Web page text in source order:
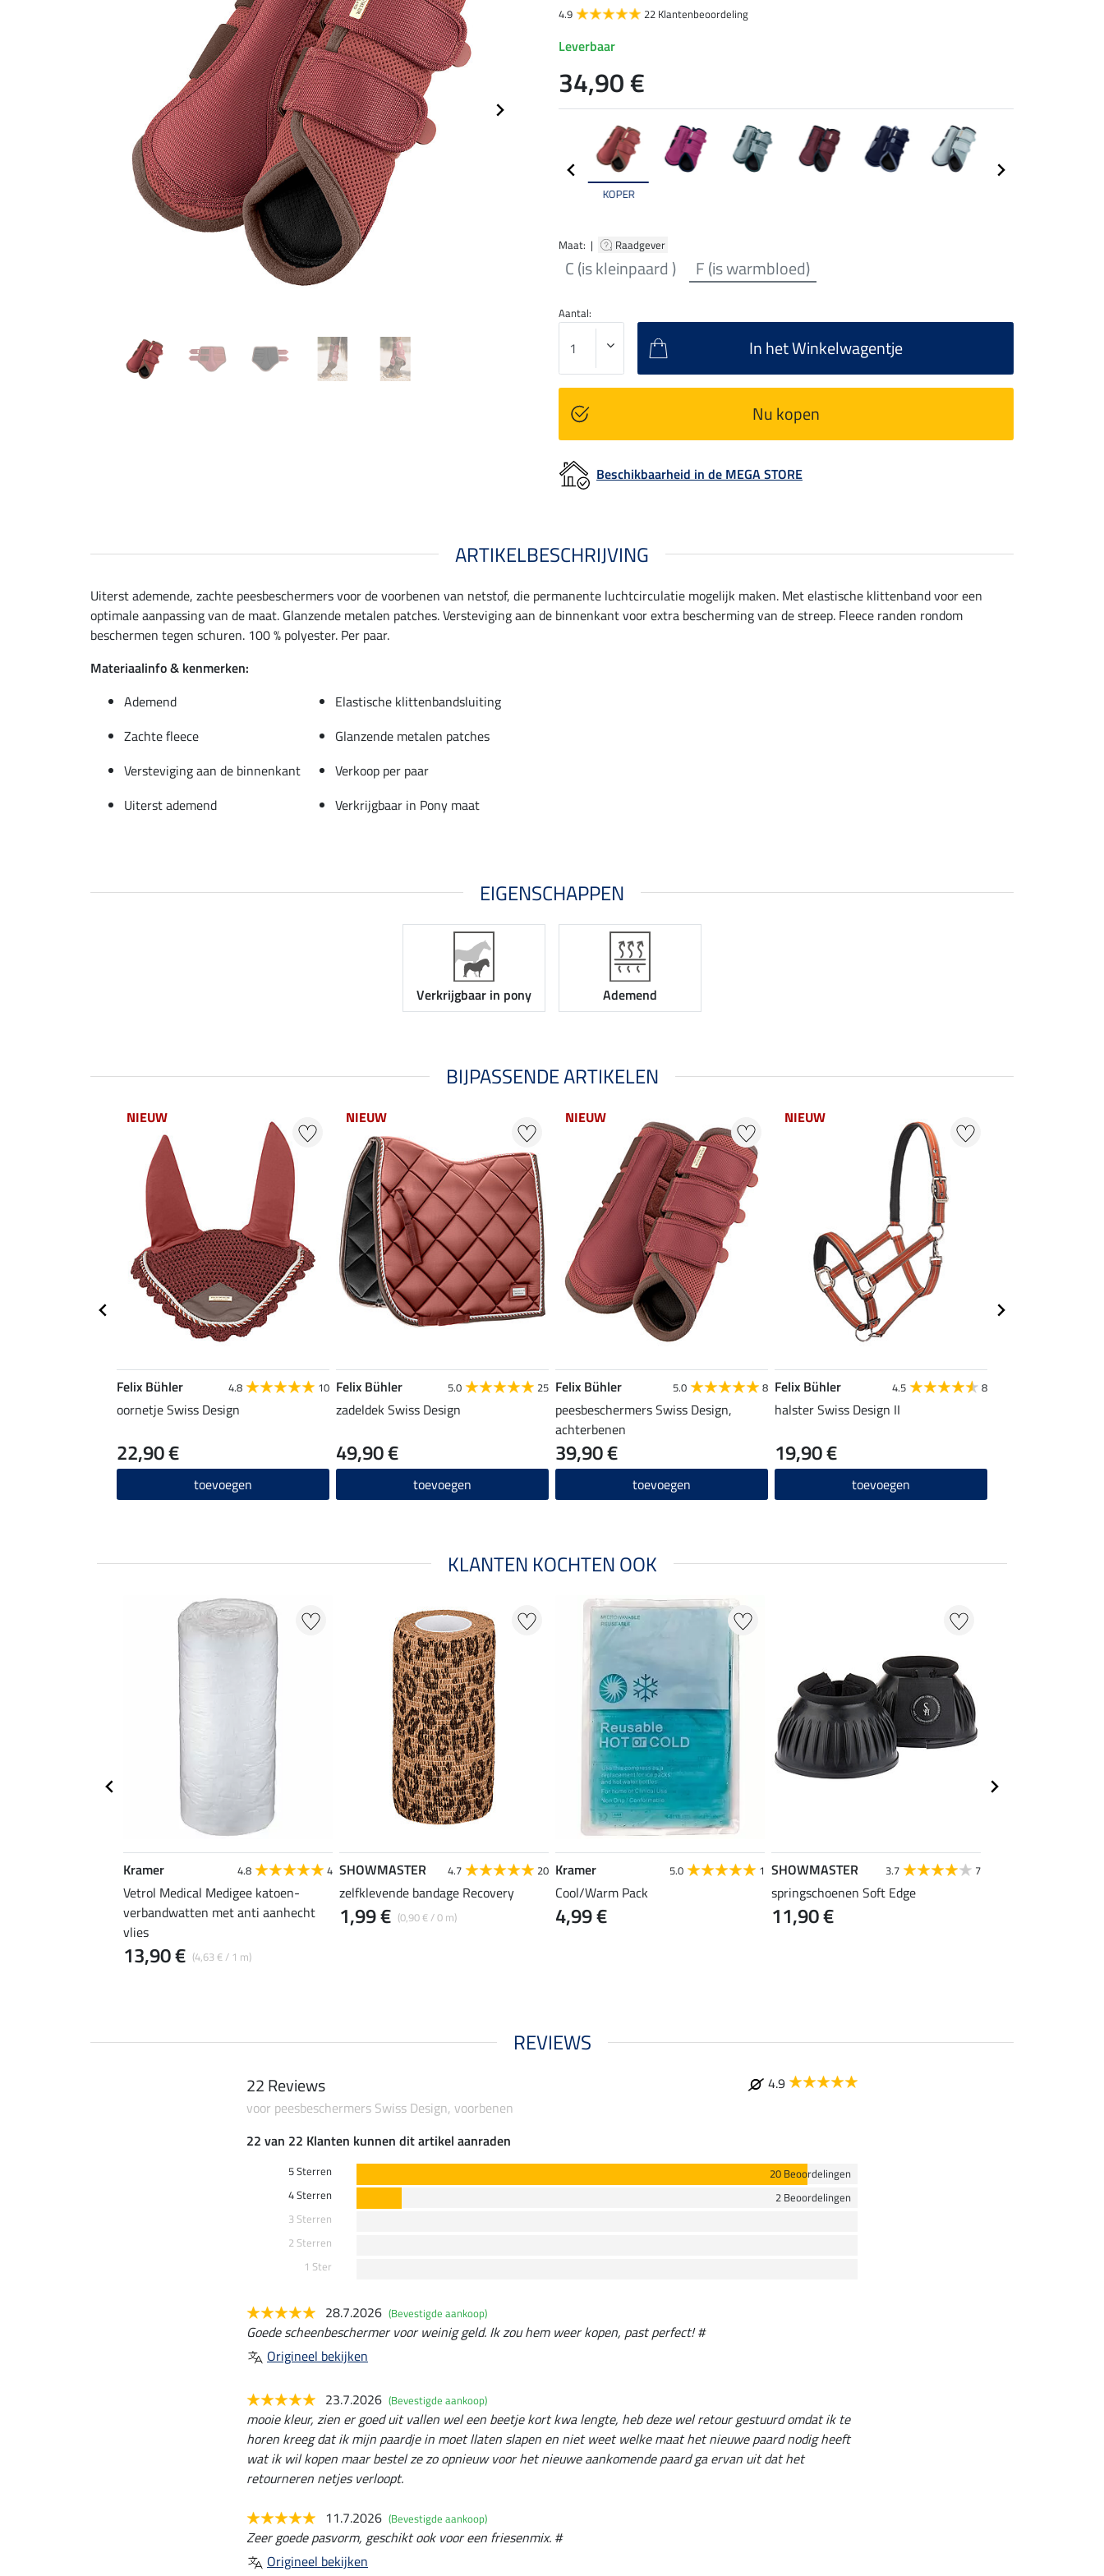
KOPER
Maat: | Raadgever
C (is kleinpaard ) F (is warmbloed)
4.9
22 Klantenbeoordeling
Leverbaar
34,90 €
Aantal:
In het Winkelwagentje
Nu kopen
Beschikbaarheid in de MEGA STORE
ARTIKELBESCHRIJVING
Uiterst ademende, zachte peesbeschermers voor de voorbenen van netstof, die permanente luchtcirculatie mogelijk maken. Met elastische klittenband voor een
optimale aanpassing van de maat. Glanzende metalen patches. Versteviging aan de binnenkant voor extra bescherming van de streep. Fleece randen rondom
beschermen tegen schuren. 100 % polyester. Per paar.
Materiaalinfo & kenmerken:
Ademend
Elastische klittenbandsluiting
Zachte fleece
Glanzende metalen patches
Versteviging aan de binnenkant
Verkoop per paar
Uiterst ademend
Verkrijgbaar in Pony maat
EIGENSCHAPPEN
Verkrijgbaar in pony Ademend
BIJPASSENDE ARTIKELEN
NIEUW
Felix Bühler 4.8 10
oornetje Swiss Design
22,90 €
toevoegen
NIEUW
Felix Bühler 5.0 25
zadeldek Swiss Design
49,90 €
toevoegen
NIEUW
Felix Bühler 5.0 8
peesbeschermers Swiss Design,
achterbenen
39,90 €
toevoegen
NIEUW
Felix Bühler 4.5 8
halster Swiss Design II
19,90 €
toevoegen
KLANTEN KOCHTEN OOK
Kramer 4.8 4
Vetrol Medical Medigee katoen-
verbandwatten met anti aanhecht
vlies
(4,63 € / 1 m)
13,90 €
SHOWMASTER 4.7 20
zelfklevende bandage Recovery
(0,90 € / 0 m)
1,99 €
Kramer 5.0 1
Cool/Warm Pack
4,99 €
SHOWMASTER 3.7 7
springschoenen Soft Edge
11,90 €
REVIEWS
22 Reviews
4.9
voor peesbeschermers Swiss Design, voorbenen
22 van 22 Klanten kunnen dit artikel aanraden
5 Sterren
20 Beoordelingen
4 Sterren
2 Beoordelingen
3 Sterren
2 Sterren
1 Ster
28.7.2026 (Bevestigde aankoop)
Goede scheenbeschermer voor weinig geld. Ik zou hem weer kopen, past perfect! #
Origineel bekijken
23.7.2026 (Bevestigde aankoop)
mooie kleur, zien er goed uit vallen wel een beetje kort kwa lengte, heb deze wel retour gestuurd omdat ik te
horen kreeg dat ik mijn paardje in moet llaten slapen en niet weet welke maat het nieuwe paard nodig heeft
wat ik wil kopen maar bestel ze zo opnieuw voor het nieuwe aankomende paard ga ervan uit dat het
retourneren netjes verloopt.
11.7.2026 (Bevestigde aankoop)
Zeer goede pasvorm, geschikt ook voor een friesenmix. #
Origineel bekijken